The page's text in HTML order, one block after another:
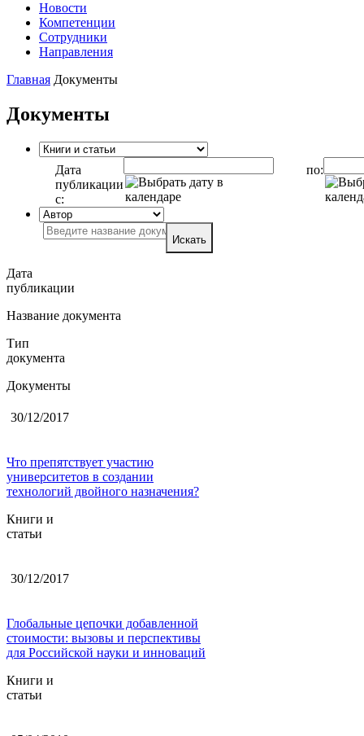
Новости
Компетенции
Сотрудники
Направления
Главная Документы
Документы
Дата
публикации
с:
по:
Искать
Дата
публикации
Название документа
Тип
документа
Документы
30/12/2017
Что препятствует участию
университетов в создании
технологий двойного назначения?
Книги и
статьи
30/12/2017
Глобальные цепочки добавленной
стоимости: вызовы и перспективы
для Российской науки и инноваций
Книги и
статьи